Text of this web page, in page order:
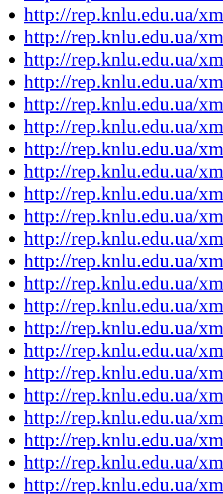
http://rep.knlu.edu.ua/
http://rep.knlu.edu.ua/
http://rep.knlu.edu.ua/
http://rep.knlu.edu.ua/
http://rep.knlu.edu.ua/
http://rep.knlu.edu.ua/
http://rep.knlu.edu.ua/
http://rep.knlu.edu.ua/
http://rep.knlu.edu.ua/
http://rep.knlu.edu.ua/
http://rep.knlu.edu.ua/
http://rep.knlu.edu.ua/
http://rep.knlu.edu.ua/
http://rep.knlu.edu.ua/
http://rep.knlu.edu.ua/
http://rep.knlu.edu.ua/
http://rep.knlu.edu.ua/
http://rep.knlu.edu.ua/
http://rep.knlu.edu.ua/
http://rep.knlu.edu.ua/
http://rep.knlu.edu.ua/
http://rep.knlu.edu.ua/